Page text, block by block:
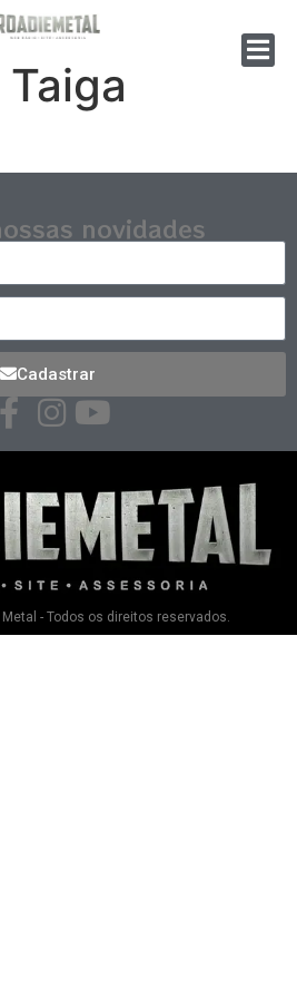
novidades
Cadastrar
- Todos os direitos reservados.